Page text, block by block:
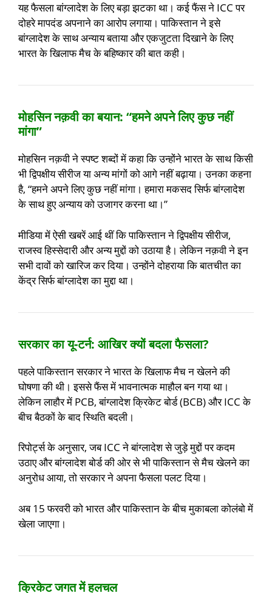
यह फैसला बांग्लादेश के लिए बड़ा झटका था। कई फैंस ने ICC पर
दोहरे मापदंड अपनाने का आरोप लगाया। पाकिस्तान ने इसे
बांग्लादेश के साथ अन्याय बताया और एकजुटता दिखाने के लिए
भारत के खिलाफ मैच के बहिष्कार की बात कही।
मोहसिन नक़वी का बयान: “हमने अपने लिए कुछ नहीं
मांगा”
मोहसिन नक़वी ने स्पष्ट शब्दों में कहा कि उन्होंने भारत के साथ किसी
भी द्विपक्षीय सीरीज या अन्य मांगों को आगे नहीं बढ़ाया। उनका कहना
है, “हमने अपने लिए कुछ नहीं मांगा। हमारा मकसद सिर्फ बांग्लादेश
के साथ हुए अन्याय को उजागर करना था।”
मीडिया में ऐसी खबरें आई थीं कि पाकिस्तान ने द्विपक्षीय सीरीज,
राजस्व हिस्सेदारी और अन्य मुद्दों को उठाया है। लेकिन नक़वी ने इन
सभी दावों को खारिज कर दिया। उन्होंने दोहराया कि बातचीत का
केंद्र सिर्फ बांग्लादेश का मुद्दा था।
सरकार का यू-टर्न: आखिर क्यों बदला फैसला?
पहले पाकिस्तान सरकार ने भारत के खिलाफ मैच न खेलने की
घोषणा की थी। इससे फैंस में भावनात्मक माहौल बन गया था।
लेकिन लाहौर में PCB, बांग्लादेश क्रिकेट बोर्ड (BCB) और ICC के
बीच बैठकों के बाद स्थिति बदली।
रिपोर्ट्स के अनुसार, जब ICC ने बांग्लादेश से जुड़े मुद्दों पर कदम
उठाए और बांग्लादेश बोर्ड की ओर से भी पाकिस्तान से मैच खेलने का
अनुरोध आया, तो सरकार ने अपना फैसला पलट दिया।
अब 15 फरवरी को भारत और पाकिस्तान के बीच मुकाबला कोलंबो में
खेला जाएगा।
क्रिकेट जगत में हलचल